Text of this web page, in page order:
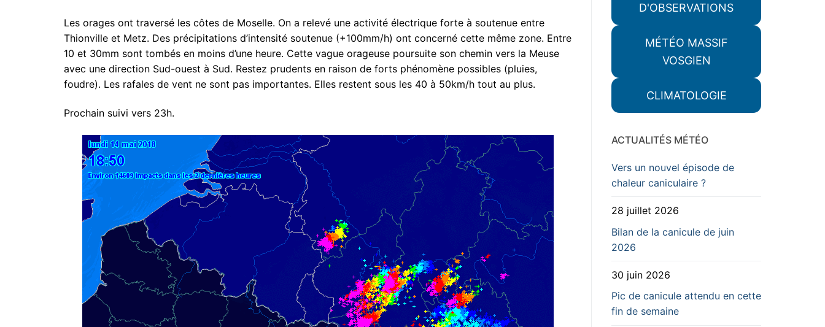
Les orages ont traversé les côtes de Moselle. On a relevé une activité électrique forte à soutenue entre
Thionville et Metz. Des précipitations d’intensité soutenue (+100mm/h) ont concerné cette même zone. Entre
10 et 30mm sont tombés en moins d’une heure. Cette vague orageuse poursuite son chemin vers la Meuse
avec une direction Sud-ouest à Sud. Restez prudents en raison de forts phénomène possibles (pluies,
foudre). Les rafales de vent ne sont pas importantes. Elles restent sous les 40 à 50km/h tout au plus.
Prochain suivi vers 23h.
D'OBSERVATIONS
MÉTÉO MASSIF
VOSGIEN
CLIMATOLOGIE
ACTUALITÉS MÉTÉO
Vers un nouvel épisode de
chaleur caniculaire ?
28 juillet 2026
Bilan de la canicule de juin
2026
30 juin 2026
Pic de canicule attendu en cette
fin de semaine